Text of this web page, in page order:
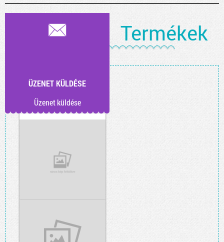
ÜZENET KÜLDÉSE
Üzenet küldése
Termékek
Dekor manó motívumos 21 cm
piros-fehér, csengővel,
függeszthető